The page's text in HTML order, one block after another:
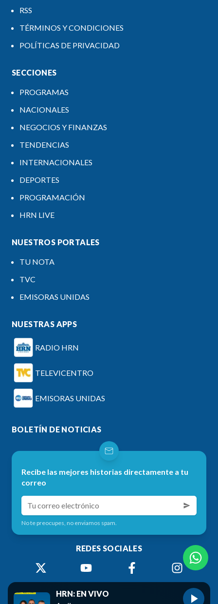
RSS
TÉRMINOS Y CONDICIONES
POLÍTICAS DE PRIVACIDAD
SECCIONES
PROGRAMAS
NACIONALES
NEGOCIOS Y FINANZAS
TENDENCIAS
INTERNACIONALES
DEPORTES
PROGRAMACIÓN
HRN LIVE
NUESTROS PORTALES
TU NOTA
TVC
EMISORAS UNIDAS
NUESTRAS APPS
RADIO HRN
TELEVICENTRO
EMISORAS UNIDAS
BOLETÍN DE NOTICIAS
Recibe las mejores historias directamente a tu
correo
No te preocupes, no enviamos spam.
REDES SOCIALES
HRN: EN VIVO